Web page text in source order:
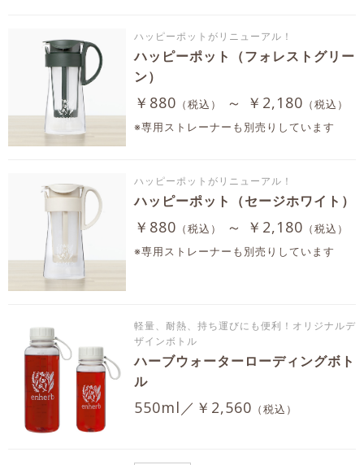
ハッピーポットがリニューアル！
ハッピーポット（フォレストグリー
ン）
￥880 （税込） ～ ￥2,180 （税込）
※専用ストレーナーも別売りしています
ハッピーポットがリニューアル！
ハッピーポット（セージホワイト）
￥880 （税込） ～ ￥2,180 （税込）
※専用ストレーナーも別売りしています
軽量、耐熱、持ち運びにも便利！オリジナルデ
ザインボトル
ハーブウォーターローディングボト
ル
550ml／￥2,560 （税込）